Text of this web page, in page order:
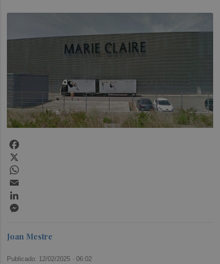
Joan Mestre
Publicado: 12/02/2025 ·06:02